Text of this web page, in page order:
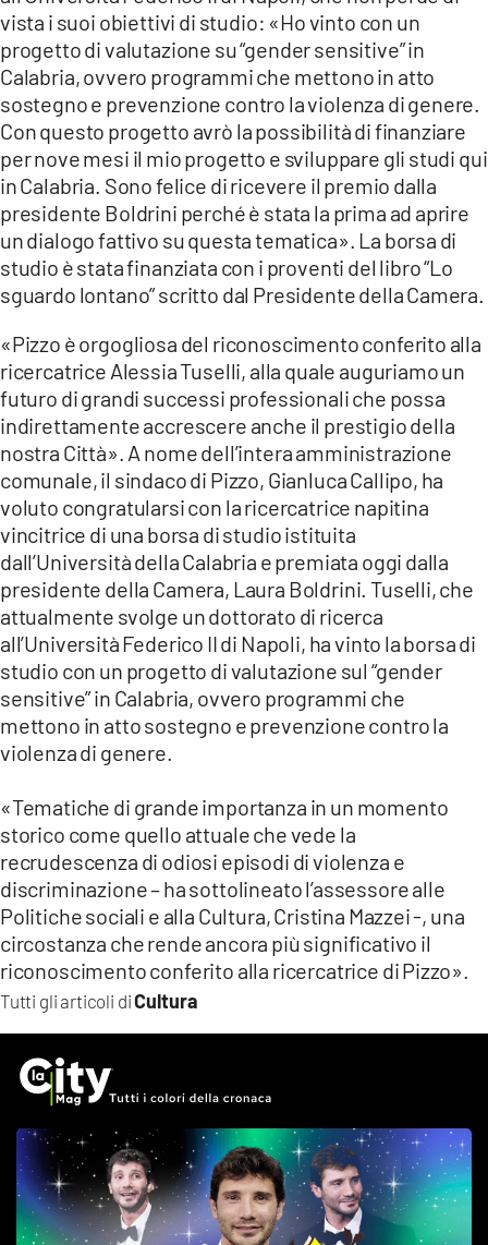
Tutti gli articoli diCultura
vista i suoi obiettivi di studio: «Ho vinto con un
progetto di valutazione su “gender sensitive” in
Calabria, ovvero programmi che mettono in atto
sostegno e prevenzione contro la violenza di genere.
Con questo progetto avrò la possibilità di finanziare
per nove mesi il mio progetto e sviluppare gli studi qui
in Calabria. Sono felice di ricevere il premio dalla
presidente Boldrini perché è stata la prima ad aprire
un dialogo fattivo su questa tematica». La borsa di
studio è stata finanziata con i proventi del libro “Lo
sguardo lontano” scritto dal Presidente della Camera.
«Pizzo è orgogliosa del riconoscimento conferito alla
ricercatrice Alessia Tuselli, alla quale auguriamo un
futuro di grandi successi professionali che possa
indirettamente accrescere anche il prestigio della
nostra Città». A nome dell’intera amministrazione
comunale, il sindaco di Pizzo, Gianluca Callipo, ha
voluto congratularsi con la ricercatrice napitina
vincitrice di una borsa di studio istituita
dall’Università della Calabria e premiata oggi dalla
presidente della Camera, Laura Boldrini. Tuselli, che
attualmente svolge un dottorato di ricerca
all’Università Federico II di Napoli, ha vinto la borsa di
studio con un progetto di valutazione sul “gender
sensitive” in Calabria, ovvero programmi che
mettono in atto sostegno e prevenzione contro la
violenza di genere.
«Tematiche di grande importanza in un momento
storico come quello attuale che vede la
recrudescenza di odiosi episodi di violenza e
discriminazione – ha sottolineato l’assessore alle
Politiche sociali e alla Cultura, Cristina Mazzei -, una
circostanza che rende ancora più significativo il
riconoscimento conferito alla ricercatrice di Pizzo».